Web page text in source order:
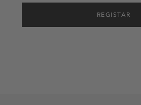
REGISTAR